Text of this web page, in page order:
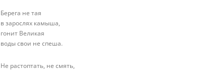
Берега не тая
в зарослях камыша,
гонит Великая
воды свои не спеша.
Не растоптать, не смять,